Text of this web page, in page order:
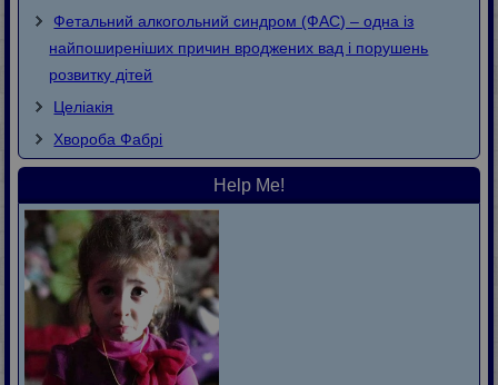
Фетальний алкогольний синдром (ФАС) – одна із
найпоширеніших причин вроджених вад і порушень
розвитку дітей
Целіакія
Хвороба Фaбpi
Help Me!